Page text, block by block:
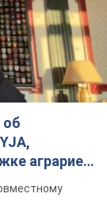
об
аграриев.